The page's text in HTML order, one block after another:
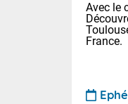
Avec le
France.